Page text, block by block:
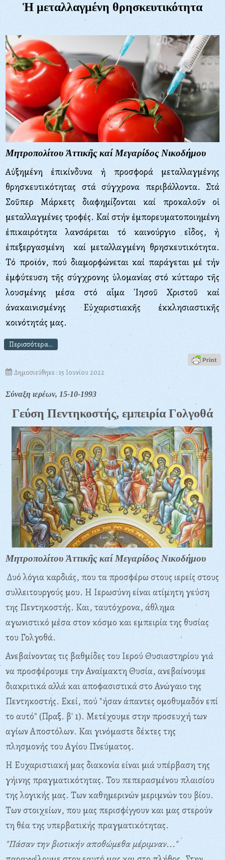
Ἡ μεταλλαγμένη θρησκευτικότητα
Μητροπολίτου Ἀττικῆς καί Μεγαρίδος Νικοδήμου
Aὐξημένη ἐπικίνδυνα ἡ προσφορά μεταλλαγμένης
θρησκευτικότητας στά σύγχρονα περιβάλλοντα. Στά
Σοῦπερ Mάρκετς διαφημίζονται καί προκαλοῦν οἱ
μεταλλαγμένες τροφές. Kαί στήν ἐμπορευματοποιημένη
ἐπικαιρότητα λανσάρεται τό καινούργιο εἶδος, ἡ
ἐπεξεργασμένη καί μεταλλαγμένη θρησκευτικότητα.
Tό προϊόν, πού διαμορφώνεται καί παράγεται μέ τήν
ἐμφύτευση τῆς σύγχρονης ὑλομανίας στό κύτταρο τῆς
λουσμένης μέσα στό αἷμα ᾽Iησοῦ Xριστοῦ καί
ἀνακαινισμένης Eὐχαριστιακῆς ἐκκλησιαστικῆς
κοινότητάς μας.
Περισσότερα...
Δημοσιεύθηκε : 15 Ιουνίου 2022
Σύναξη ιερέων, 15-10-1993
Γεύση Πεντηκοστής, εμπειρία Γολγοθά
Μητροπολίτου Ἀττικῆς καί Μεγαρίδος Νικοδήμου
Δυό λόγια καρδιάς, που τα προσφέρω στους ιερείς στους
συλλειτουργούς μου. Η Ιερωσύνη είναι ατίμητη γεύση
της Πεντηκοστής. Και, ταυτόχρονα, άθλημα
αγωνιστικό μέσα στον κόσμο και εμπειρία της θυσίας
του Γολγοθά.
Ανεβαίνοντας τις βαθμίδες του Ιερού Θυσιαστηρίου γιά
να προσφέρουμε την Αναίμακτη Θυσία, ανεβαίνουμε
διακριτικά αλλά και αποφασιστικά στο Ανώγαιο της
Πεντηκοστής. Εκεί, πού "ήσαν άπαντες ομοθυμαδόν επί
το αυτό" (Πραξ. β' 1). Μετέχουμε στην προσευχή των
αγίων Αποστόλων. Και γινόμαστε δέκτες της
πλησμονής του Αγίου Πνεύματος.
Η Ευχαριστιακή μας διακονία είναι μιά υπέρβαση της
γήινης πραγματικότητας. Του πεπερασμένου πλαισίου
της λογικής μας. Των καθημερινών μεριμνών του βίου.
Των στοιχείων, που μας περισφίγγουν και μας στερούν
τη θέα της υπερβατικής πραγματικότητας.
"Πάσαν την βιοτικήν αποθώμεθα μέριμναν..."